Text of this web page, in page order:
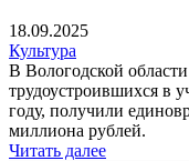
18.09.2025
Культура
В Вологодской
трудоустроившихся в
году, получили
миллиона рублей.
Читать далее